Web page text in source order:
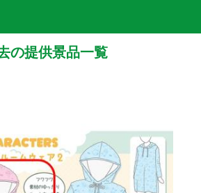
の提供景品一覧